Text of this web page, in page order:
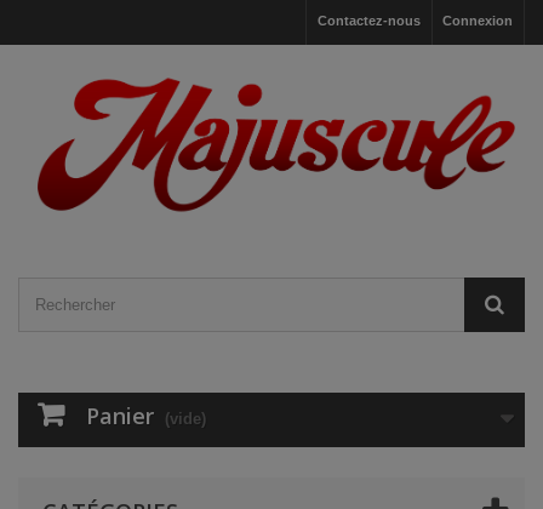
Connexion
Contactez-nous
Panier (vide)